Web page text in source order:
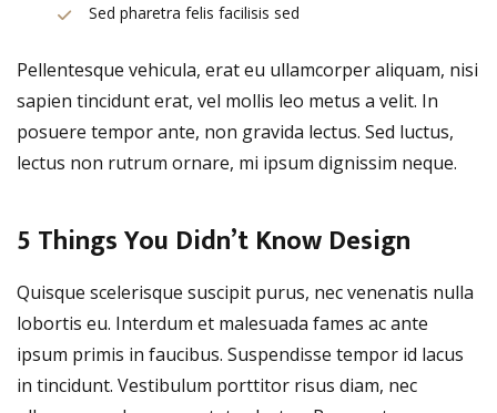
Sed pharetra felis facilisis sed
Pellentesque vehicula, erat eu ullamcorper aliquam, nisi
sapien tincidunt erat, vel mollis leo metus a velit. In
posuere tempor ante, non gravida lectus. Sed luctus,
lectus non rutrum ornare, mi ipsum dignissim neque.
5 Things You Didn’t Know Design
Quisque scelerisque suscipit purus, nec venenatis nulla
lobortis eu. Interdum et malesuada fames ac ante
ipsum primis in faucibus. Suspendisse tempor id lacus
in tincidunt. Vestibulum porttitor risus diam, nec